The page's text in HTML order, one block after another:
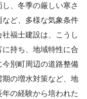
、冬季の厳しい寒さ
ど、多様な気象条件
福士建設は、こうし
持ち、地域特性に合
別町周辺の道路整備
の増水対策など、地
の経験から培われた